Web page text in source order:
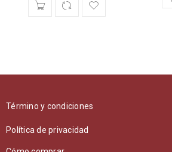
Término y condiciones
Política de privacidad